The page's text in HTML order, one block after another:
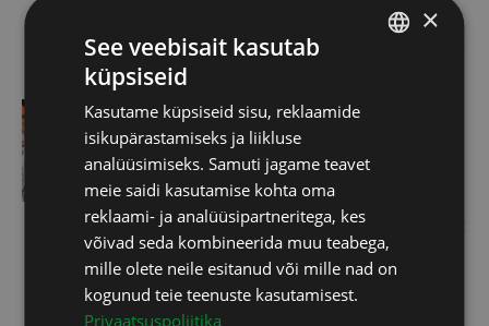
Omegametrix
test+konsultatsioon
100,00€
Erinevate rasvhapete mõõtmiseks
piisab vaid pisikesest veretilgast.
×
See veebisait kasutab
küpsiseid
Kasutame küpsiseid sisu, reklaamide
isikupärastamiseks ja liikluse
analüüsimiseks. Samuti jagame teavet
meie saidi kasutamise kohta oma
reklaami- ja analüüsipartneritega, kes
võivad seda kombineerida muu teabega,
mille olete neile esitanud või mille nad on
kogunud teie teenuste kasutamisest.
Privaatsuspoliitika